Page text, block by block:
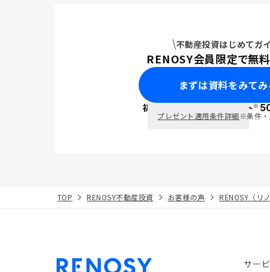
不動産投資はじめてガ
RENOSY会員限定で無料
まずは資料をみてみ
初回面談で ポイント※
プレゼント適用条件詳細※条件・
TOP RENOSY不動産投資 お客様の声 RENOSY（リ
サー